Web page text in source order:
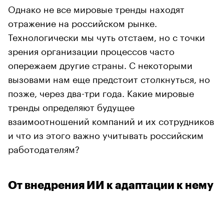
Однако не все мировые тренды находят
отражение на российском рынке.
Технологически мы чуть отстаем, но с точки
зрения организации процессов часто
опережаем другие страны. С некоторыми
вызовами нам еще предстоит столкнуться, но
позже, через два-три года. Какие мировые
тренды определяют будущее
взаимоотношений компаний и их сотрудников
и что из этого важно учитывать российским
работодателям?
От внедрения ИИ к адаптации к нему